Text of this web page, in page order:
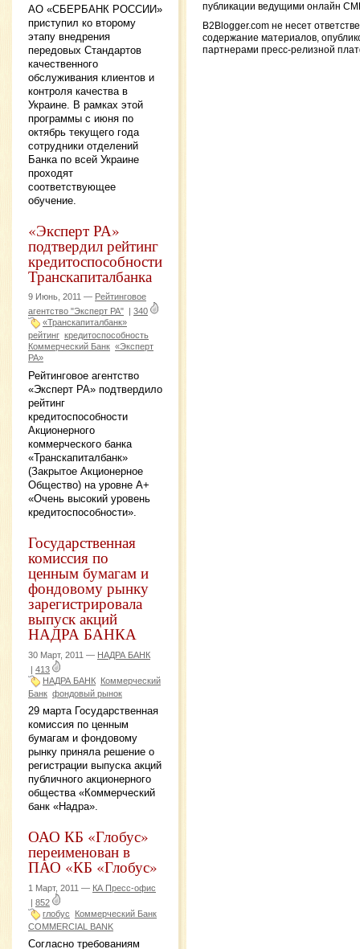
АО «СБЕРБАНК РОССИИ»
приступил ко второму
этапу внедрения
передовых Стандартов
качественного
обслуживания клиентов и
контроля качества в
Украине. В рамках этой
программы с июня по
октябрь текущего года
сотрудники отделений
Банка по всей Украине
проходят
соответствующее
обучение.
«Эксперт РА»
подтвердил рейтинг
кредитоспособности
Транскапиталбанка
9 Июнь, 2011 — Рейтинговое
агентство "Эксперт РА"
340
«Транскапиталбанк»
рейтинг кредитоспособность
Коммерческий Банк «Эксперт
РА»
Рейтинговое агентство
«Эксперт РА» подтвердило
рейтинг
кредитоспособности
Акционерного
коммерческого банка
«Транскапиталбанк»
(Закрытое Акционерное
Общество) на уровне А+
«Очень высокий уровень
кредитоспособности».
Государственная
комиссия по
ценным бумагам и
фондовому рынку
зарегистрировала
выпуск акций
НАДРА БАНКА
30 Март, 2011 — НАДРА БАНК
| 413
НАДРА БАНК Коммерческий
Банк фондовый рынoк
29 марта Государственная
комиссия по ценным
бумагам и фондовому
рынку приняла решение о
регистрации выпуска акций
публичного акционерного
общества «Коммерческий
банк «Надра».
ОАО КБ «Глобус»
переименован в
ПАО «КБ «Глобус»
1 Март, 2011 — КА Пресс-офис
| 852
глобус
Коммерческий Банк
COMMERCIAL BANK
Согласно требованиям
публикации ведущими онлайн
B2Blogger.com не несет
содержание материалов,
партнерами пресс-релизной